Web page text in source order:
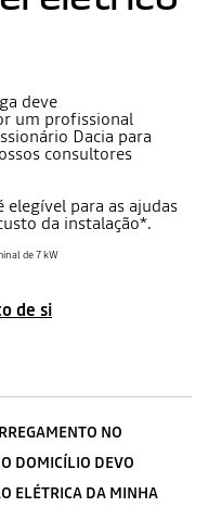
deve
um profissional
Dacia para
consultores
elegível para as ajudas
da instalação*.
de 7 kW
de si
NO
DOMICÍLIO DEVO
ELÉTRICA DA MINHA